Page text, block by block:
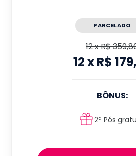
PARCELADO
12xR$
12xR$
BÔNUS:
2ª Pós